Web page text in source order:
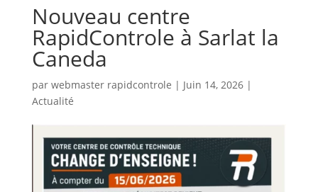
NOUS RECRUTONS
Nouveau centre
RapidControle à Sarlat la
Caneda
par webmaster rapidcontrole | Juin 14, 2026|
Actualité